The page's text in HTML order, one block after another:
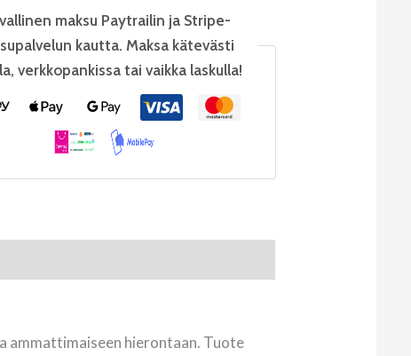
maksu Paytrailin ja Stripe-
kautta. Maksa kätevästi
verkkopankissa tai vaikka laskulla!
ammattimaiseen hierontaan. Tuote